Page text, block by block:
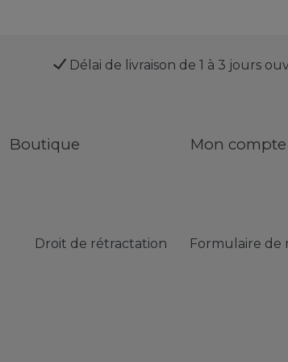
Délai de livraison de 1 à 3 jours
Boutique Mon compte
Droit de rétractation Formulaire de